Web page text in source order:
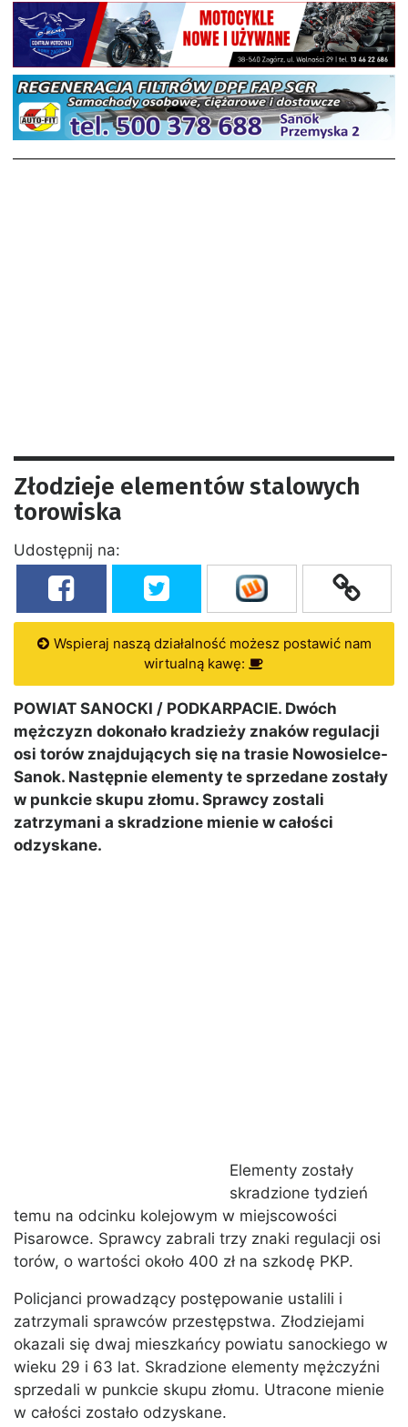
Złodzieje elementów stalowych
torowiska
Udostępnij na:
Wspieraj naszą działalność możesz postawić nam
wirtualną kawę:
POWIAT SANOCKI / PODKARPACIE. Dwóch
mężczyzn dokonało kradzieży znaków regulacji
osi torów znajdujących się na trasie Nowosielce-
Sanok. Następnie elementy te sprzedane zostały
w punkcie skupu złomu. Sprawcy zostali
zatrzymani a skradzione mienie w całości
odzyskane.
Elementy zostały
skradzione tydzień
temu na odcinku kolejowym w miejscowości
Pisarowce. Sprawcy zabrali trzy znaki regulacji osi
torów, o wartości około 400 zł na szkodę PKP.
Policjanci prowadzący postępowanie ustalili i
zatrzymali sprawców przestępstwa. Złodziejami
okazali się dwaj mieszkańcy powiatu sanockiego w
wieku 29 i 63 lat. Skradzione elementy mężczyźni
sprzedali w punkcie skupu złomu. Utracone mienie
w całości zostało odzyskane.